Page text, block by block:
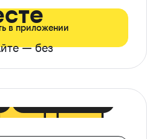
— без
в приложении